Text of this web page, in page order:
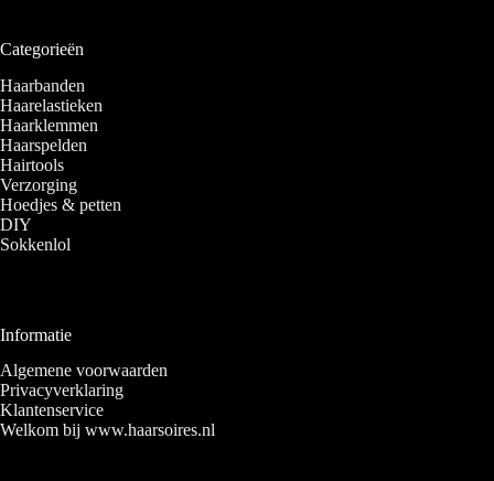
Categorieën
Haarbanden
Haarelastieken
Haarklemmen
Haarspelden
Hairtools
Verzorging
Hoedjes & petten
DIY
Sokkenlol
Informatie
Algemene voorwaarden
Privacyverklaring
Klantenservice
Welkom bij www.haarsoires.nl